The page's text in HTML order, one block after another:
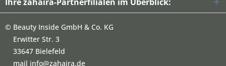
© Beauty Inside GmbH & Co. KG
Erwitter Str. 3
33647 Bielefeld
mail info@zahaira.de